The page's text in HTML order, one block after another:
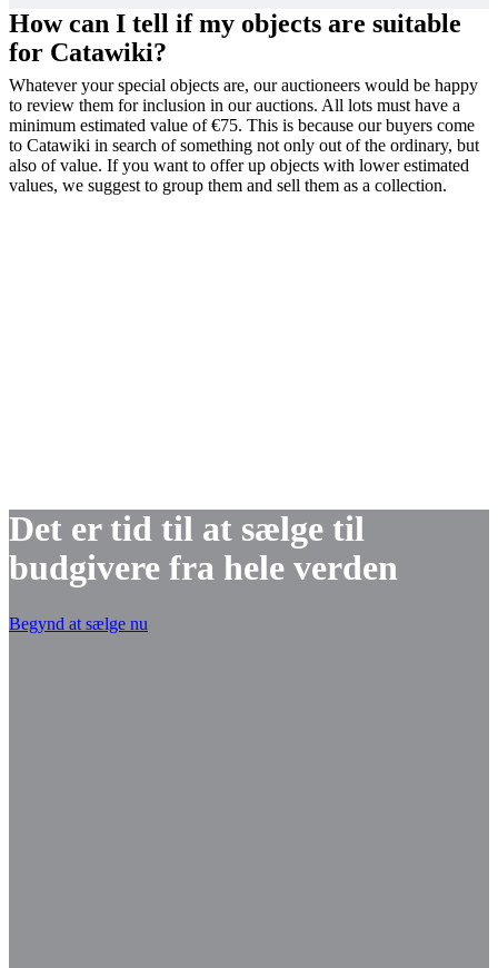
How can I tell if my objects are suitable
for Catawiki?
Whatever your special objects are, our auctioneers would be happy
to review them for inclusion in our auctions. All lots must have a
minimum estimated value of €75. This is because our buyers come
to Catawiki in search of something not only out of the ordinary, but
also of value. If you want to offer up objects with lower estimated
values, we suggest to group them and sell them as a collection.
Det er tid til at sælge til
budgivere fra hele verden
Begynd at sælge nu